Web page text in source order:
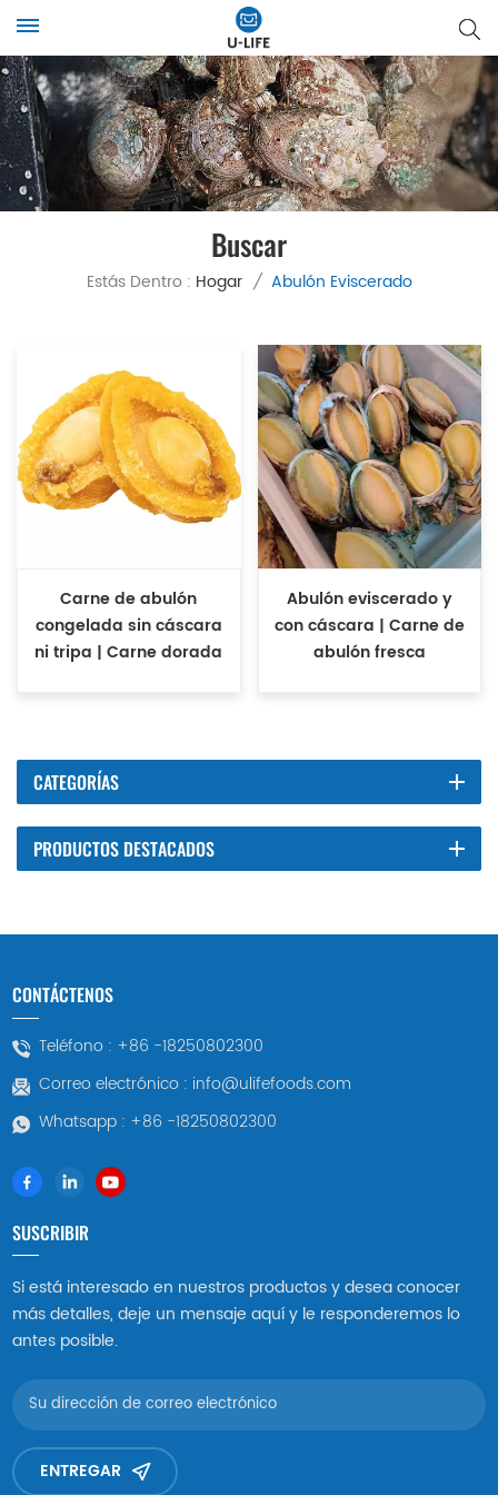
Buscar
Estás Dentro : Hogar / Abulón Eviscerado
Carne de abulón
congelada sin cáscara
ni tripa | Carne dorada
Abulón eviscerado y
con cáscara | Carne de
abulón fresca
CATEGORÍAS
PRODUCTOS DESTACADOS
CONTÁCTENOS
Teléfono : +86 -18250802300
Correo electrónico : info@ulifefoods.com
Whatsapp : +86 -18250802300
SUSCRIBIR
Si está interesado en nuestros productos y desea conocer
más detalles, deje un mensaje aquí y le responderemos lo
antes posible.
ENTREGAR